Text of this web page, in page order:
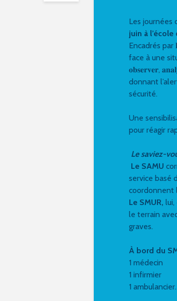
Les journées
juin à l’école
Encadrés par
face à une
𝐨𝐛𝐬𝐞𝐫𝐯𝐞𝐫,
donnant
sécurité.
Une
pour réagir
Le saviez-
Le SAMU
service basé
coordonnent
Le SMUR,
le terrain
graves.
À bord du
1 médecin
1 infirmier
1 ambulancier.